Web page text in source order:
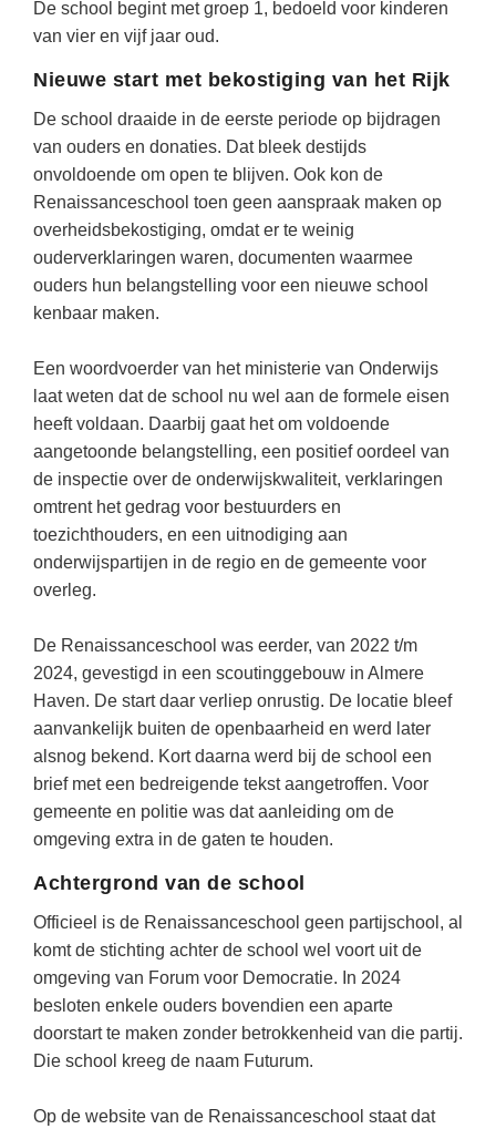
Den Haag
Alkmaar(18)
Eindhoven(18)
Zoetermeer(17)
Klassieke Talen
Maatschappijleer
Muziek
Natuurkunde
Nederlands
Rekenen / Wiskunde
Sociale vaardigheden
Spaans
Studievaardigheden
Techniek
Topografie
Verkeer
THEMA'S
Budgetteren
De boerderij
Duurzaamheid
Eerste wereldoorlog
Evolutieleer
Feest- en Gedenkdagen
Godsdienstonderwijs
Kerstfeest
Kinderboekenweek
Meesterbaan onderwijsvacatures
Biologie
Examentraining
Frans
Geschiedenis
Media
Rekenen
Sociale vaardigheden
Studievaardigheden
Taalvaardigheden
LESMATERIAAL
Beeldende Vorming
Biologie
Geld PO
Geschiedenis
Maatschappijleer
Orientatie
Rekenen
Sociale vaardigheden
Taalvaardigheid
Vakoverstijgend
Verzorging
AI voor het onderwijs
De school begint met groep 1, bedoeld voor kinderen
van vier en vijf jaar oud.
Nieuwe start met bekostiging van het Rijk
De school draaide in de eerste periode op bijdragen
van ouders en donaties. Dat bleek destijds
onvoldoende om open te blijven. Ook kon de
Renaissanceschool toen geen aanspraak maken op
overheidsbekostiging, omdat er te weinig
ouderverklaringen waren, documenten waarmee
ouders hun belangstelling voor een nieuwe school
kenbaar maken.
Een woordvoerder van het ministerie van Onderwijs
laat weten dat de school nu wel aan de formele eisen
heeft voldaan. Daarbij gaat het om voldoende
aangetoonde belangstelling, een positief oordeel van
de inspectie over de onderwijskwaliteit, verklaringen
omtrent het gedrag voor bestuurders en
toezichthouders, en een uitnodiging aan
onderwijspartijen in de regio en de gemeente voor
overleg.
De Renaissanceschool was eerder, van 2022 t/m
2024, gevestigd in een scoutinggebouw in Almere
Haven. De start daar verliep onrustig. De locatie bleef
aanvankelijk buiten de openbaarheid en werd later
alsnog bekend. Kort daarna werd bij de school een
brief met een bedreigende tekst aangetroffen. Voor
gemeente en politie was dat aanleiding om de
omgeving extra in de gaten te houden.
Achtergrond van de school
Officieel is de Renaissanceschool geen partijschool, al
komt de stichting achter de school wel voort uit de
omgeving van Forum voor Democratie. In 2024
besloten enkele ouders bovendien een aparte
doorstart te maken zonder betrokkenheid van die partij.
Die school kreeg de naam Futurum.
Op de website van de Renaissanceschool staat dat